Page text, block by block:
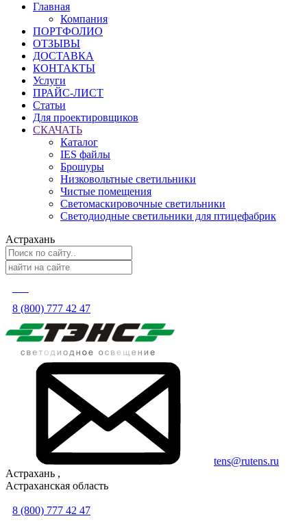
Главная
Компания
ПОРТФОЛИО
ОТЗЫВЫ
ДОСТАВКА
КОНТАКТЫ
Услуги
ПРАЙС-ЛИСТ
Статьи
Для проектировщиков
СКАЧАТЬ
Каталог
IES файлы
Брошуры
Низковольтные светильники
Чистые помещения
Светомаскировочные светильники
Светодиодные светильники для птицефабрик
Астрахань
8 (800) 777 42 47
tens@rutens.ru
Астрахань ,
Астраханская область
8 (800) 777 42 47